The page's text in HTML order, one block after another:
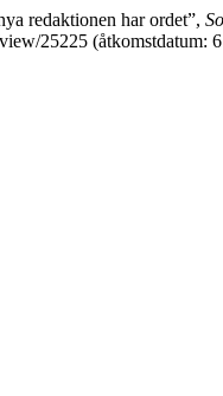
redaktionen har ordet”,
25225 (åtkomstdatum: